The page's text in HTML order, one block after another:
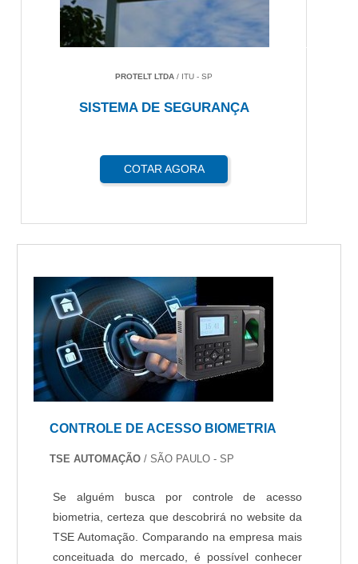
PROTELT LTDA / ITU - SP
SISTEMA DE SEGURANÇA
COTAR AGORA
CONTROLE DE ACESSO BIOMETRIA
TSE AUTOMAÇÃO/ SÃO PAULO - SP
Se alguém busca por controle de acesso
biometria, certeza que descobrirá no website da
TSE Automação. Comparando na empresa mais
conceituada do mercado, é possível conhecer